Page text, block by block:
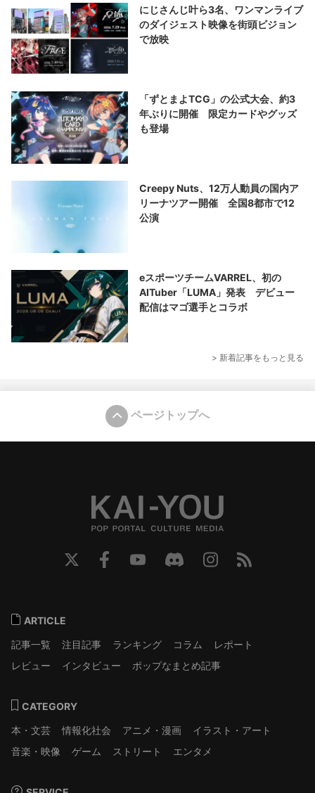
にじさんじ叶ら3名、ワンマンライブ
のダイジェスト映像を街頭ビジョン
で放映
「ずとまよTCG」の公式大会、約3
年ぶりに開催 限定カードやグッズ
も登場
Creepy Nuts、12万人動員の国内ア
リーナツアー開催 全国8都市で12
公演
eスポーツチームVARREL、初の
AITuber「LUMA」発表 デビュー
配信はマゴ選手とコラボ
> 新着記事をもっと見る
ページトップへ
ARTICLE
記事一覧
注目記事 ランキング コラム
レポート
レビュー
インタビュー ポップなまとめ記事
CATEGORY
本・文芸
情報化社会 アニメ・漫画
イラスト・アート
音楽・映像
ゲーム ストリート エンタメ